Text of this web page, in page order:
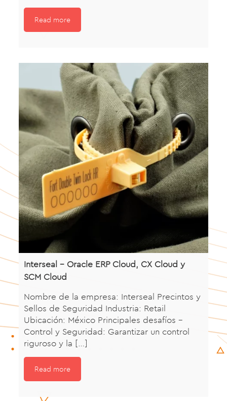
Read more
Interseal – Oracle ERP Cloud, CX Cloud y
SCM Cloud
Nombre de la empresa: Interseal Precintos y
Sellos de Seguridad Industria: Retail
Ubicación: México Principales desafíos -
Control y Seguridad: Garantizar un control
riguroso y la […]
Read more